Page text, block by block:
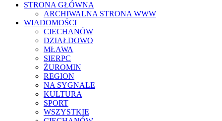
STRONA GŁÓWNA
ARCHIWALNA STRONA WWW
WIADOMOŚCI
CIECHANÓW
DZIAŁDOWO
MŁAWA
SIERPC
ŻUROMIN
REGION
NA SYGNALE
KULTURA
SPORT
WSZYSTKIE